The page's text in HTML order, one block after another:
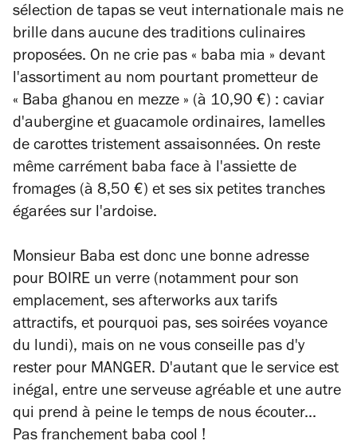
sélection de tapas se veut internationale mais ne
brille dans aucune des traditions culinaires
proposées. On ne crie pas « baba mia » devant
l'assortiment au nom pourtant prometteur de
« Baba ghanou en mezze » (à 10,90 €) : caviar
d'aubergine et guacamole ordinaires, lamelles
de carottes tristement assaisonnées. On reste
même carrément baba face à l'assiette de
fromages (à 8,50 €) et ses six petites tranches
égarées sur l'ardoise.
Monsieur Baba est donc une bonne adresse
pour BOIRE un verre (notamment pour son
emplacement, ses afterworks aux tarifs
attractifs, et pourquoi pas, ses soirées voyance
du lundi), mais on ne vous conseille pas d'y
rester pour MANGER. D'autant que le service est
inégal, entre une serveuse agréable et une autre
qui prend à peine le temps de nous écouter...
Pas franchement baba cool !